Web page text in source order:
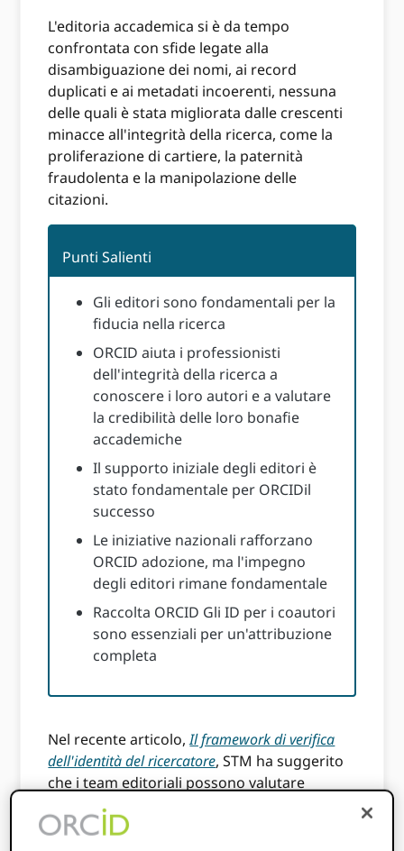
L'editoria accademica si è da tempo
confrontata con sfide legate alla
disambiguazione dei nomi, ai record
duplicati e ai metadati incoerenti, nessuna
delle quali è stata migliorata dalle crescenti
minacce all'integrità della ricerca, come la
proliferazione di cartiere, la paternità
fraudolenta e la manipolazione delle
citazioni.
Punti Salienti
Gli editori sono fondamentali per la
fiducia nella ricerca
ORCID aiuta i professionisti
dell'integrità della ricerca a
conoscere i loro autori e a valutare
la credibilità delle loro bonafie
accademiche
Il supporto iniziale degli editori è
stato fondamentale per ORCIDil
successo
Le iniziative nazionali rafforzano
ORCID adozione, ma l'impegno
degli editori rimane fondamentale
Raccolta ORCID Gli ID per i coautori
sono essenziali per un'attribuzione
completa
Nel recente articolo,Il framework di verifica
dell'identità del ricercatore, STM ha suggerito
che i team editoriali possono valutare
l'affidabilità di un utente concentrandosi su
due aspetti principali: